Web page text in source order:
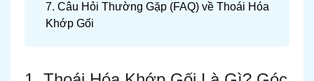
7. Câu Hỏi Thường Gặp (FAQ) về Thoái Hóa
Khớp Gối